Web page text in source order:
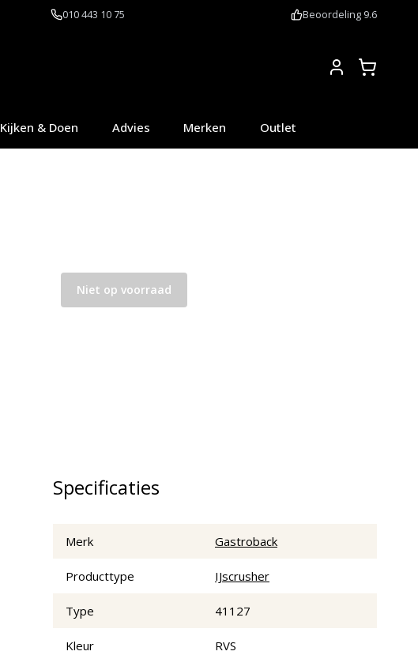
010 443 10 75 Beoordeling 9.6
Kijken & Doen Advies Merken Outlet
Niet op voorraad
Specificaties
Merk Gastroback
Producttype IJscrusher
Type 41127
Kleur RVS